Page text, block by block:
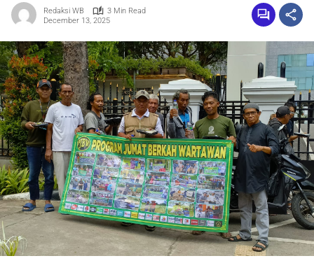
Redaksi WB
3 Min Read
December 13, 2025